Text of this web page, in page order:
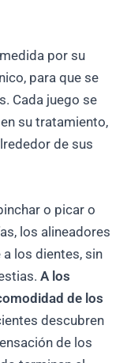
por su
para que se
Cada juego se
su tratamiento,
de sus
o picar o
los alineadores
los dientes, sin
A los
de los
descubren
de los